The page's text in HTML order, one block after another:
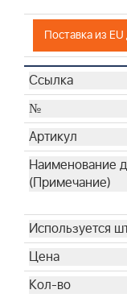
Поставка из